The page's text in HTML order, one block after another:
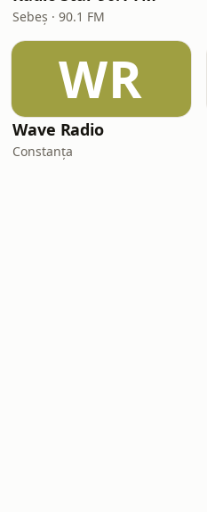
Sebeș · 90.1 FM
WR
Wave Radio
Constanța